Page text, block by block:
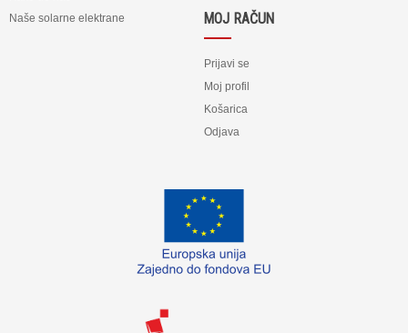
Naše solarne elektrane
MOJ RAČUN
Prijavi se
Moj profil
Košarica
Odjava